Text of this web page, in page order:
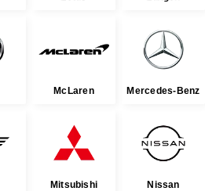
McLaren Mercedes-Benz
Mitsubishi Nissan